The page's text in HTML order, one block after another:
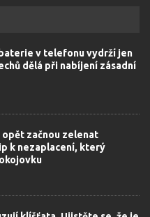
v telefonu vydrží jen
dělá při nabíjení zásadní
začnou zelenat
k nezaplacení, který